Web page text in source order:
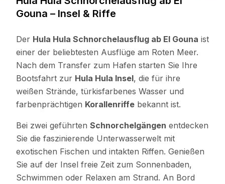
Gouna – Insel & Riffe
Der Hula Hula Schnorchelausflug ab El Gouna ist
einer der beliebtesten Ausflüge am Roten Meer.
Nach dem Transfer zum Hafen starten Sie Ihre
Bootsfahrt zur Hula Hula Insel, die für ihre
weißen Strände, türkisfarbenes Wasser und
farbenprächtigen Korallenriffe bekannt ist.
Bei zwei geführten Schnorchelgängen entdecken
Sie die faszinierende Unterwasserwelt mit
exotischen Fischen und intakten Riffen. Genießen
Sie auf der Insel freie Zeit zum Sonnenbaden,
Schwimmen oder Relaxen am Strand. An Bord